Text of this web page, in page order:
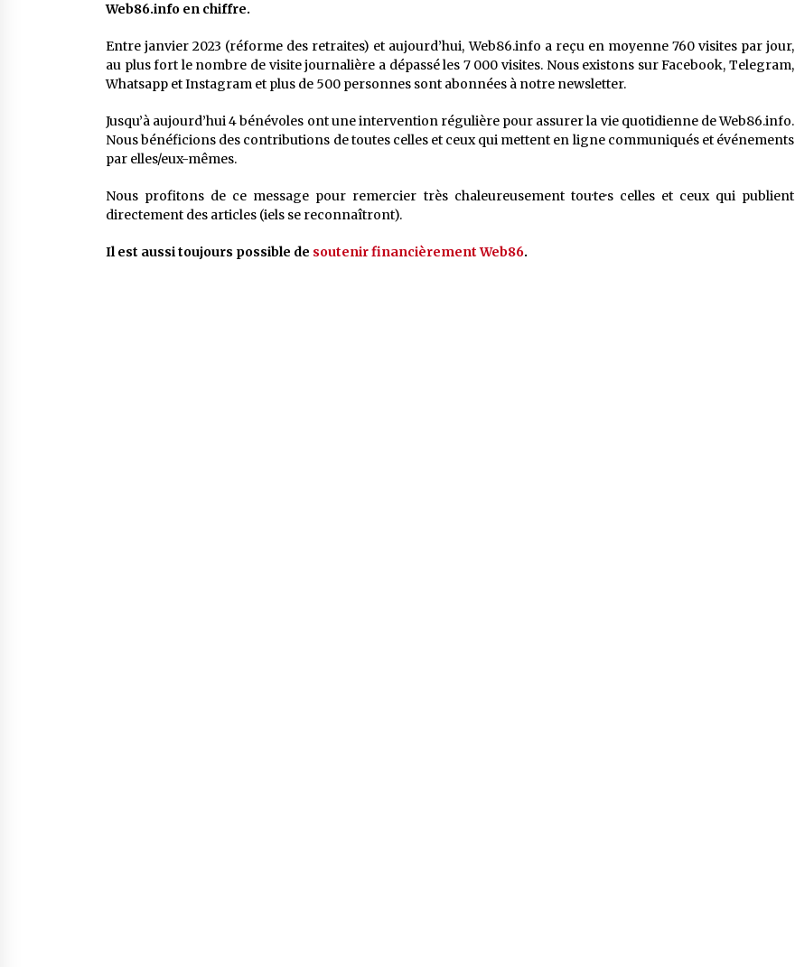
Web86.info en chiffre.
Entre janvier 2023 (réforme des retraites) et aujourd’hui, Web86.info a reçu en moyenne 760 visites par jour,
au plus fort le nombre de visite journalière a dépassé les 7 000 visites. Nous existons sur Facebook, Telegram,
Whatsapp et Instagram et plus de 500 personnes sont abonnées à notre newsletter.
Jusqu’à aujourd’hui 4 bénévoles ont une intervention régulière pour assurer la vie quotidienne de Web86.info.
Nous bénéficions des contributions de toutes celles et ceux qui mettent en ligne communiqués et événements
par elles/eux-mêmes.
Nous profitons de ce message pour remercier très chaleureusement tou·te·s celles et ceux qui publient
directement des articles (iels se reconnaîtront).
Il est aussi toujours possible de soutenir financièrement Web86.